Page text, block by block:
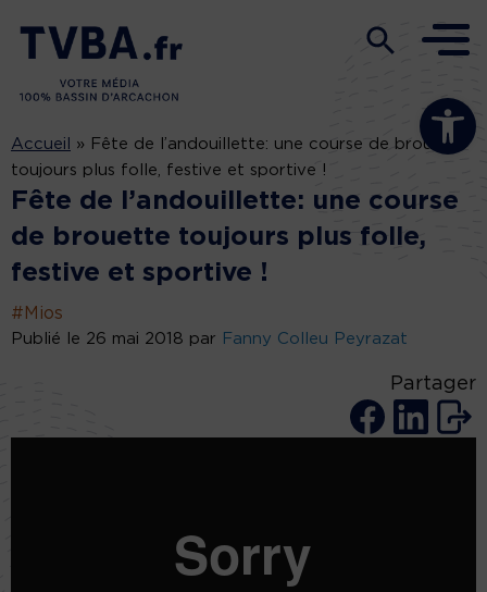
Ouvrir la
Accueil » Fête de l’andouillette: une course de brouette
toujours plus folle, festive et sportive !
Fête de l’andouillette: une course
de brouette toujours plus folle,
festive et sportive !
#Mios
Publié le 26 mai 2018 par Fanny Colleu Peyrazat
Partager